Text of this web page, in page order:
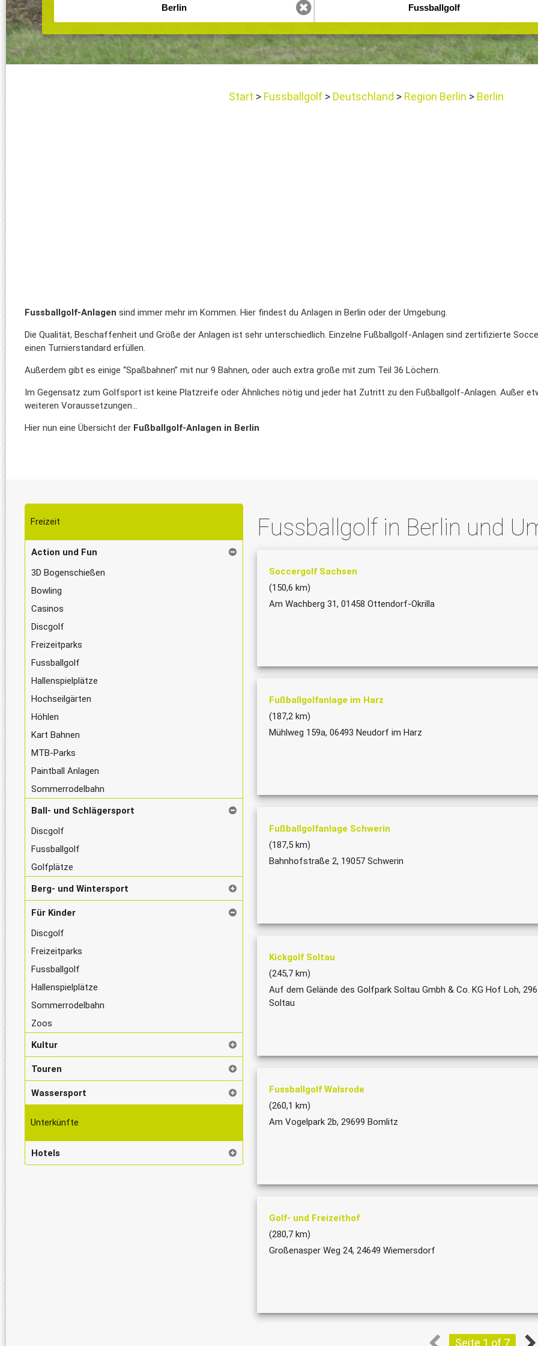
Start Fussballgolf Deutschland Region Berlin Berlin
Fussballgolf-Anlagen sind immer mehr im Kommen. Hier findest du Anlagen in Berlin oder der Umgebung.
Die Qualität, Beschaffenheit und Größe der Anlagen ist sehr unterschiedlich. Einzelne Fußballgolf-Anlagen sind zertifizierte
einen Turnierstandard erfüllen.
Außerdem gibt es einige “Spaßbahnen” mit nur 9 Bahnen, oder auch extra große mit zum Teil 36 Löchern.
Im Gegensatz zum Golfsport ist keine Platzreife oder Ähnliches nötig und jeder hat Zutritt zu den Fußballgolf-Anlagen. Außer
weiteren Voraussetzungen...
Hier nun eine Übersicht der Fußballgolf-Anlagen in Berlin
Freizeit
Action und Fun
3D Bogenschießen
Bowling
Casinos
Discgolf
Freizeitparks
Fussballgolf
Hallenspielplätze
Hochseilgärten
Höhlen
Kart Bahnen
MTB-Parks
Paintball Anlagen
Sommerrodelbahn
Ball- und Schlägersport
Discgolf
Fussballgolf
Golfplätze
Berg- und Wintersport
Für Kinder
Discgolf
Freizeitparks
Fussballgolf
Hallenspielplätze
Sommerrodelbahn
Zoos
Kultur
Touren
Wassersport
Unterkünfte
Hotels
Fussballgolf in Berlin und
Soccergolf Sachsen
(150,6 km)
Am Wachberg 31, 01458 Ottendorf-Okrilla
Fußballgolfanlage im Harz
(187,2 km)
Mühlweg 159a, 06493 Neudorf im Harz
Fußballgolfanlage Schwerin
(187,5 km)
Bahnhofstraße 2, 19057 Schwerin
Kickgolf Soltau
(245,7 km)
Auf dem Gelände des Golfpark Soltau Gmbh & Co. KG Hof Loh,
Soltau
Fussballgolf Walsrode
(260,1 km)
Am Vogelpark 2b, 29699 Bomlitz
Golf- und Freizeithof
(280,7 km)
Großenasper Weg 24, 24649 Wiemersdorf
Seite 1 of 7